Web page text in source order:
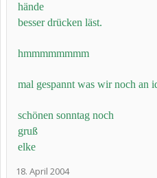
hände
besser drücken läst.
hmmmmmmmm
mal gespannt was wir noch an
schönen sonntag noch
gruß
elke
18. April 2004